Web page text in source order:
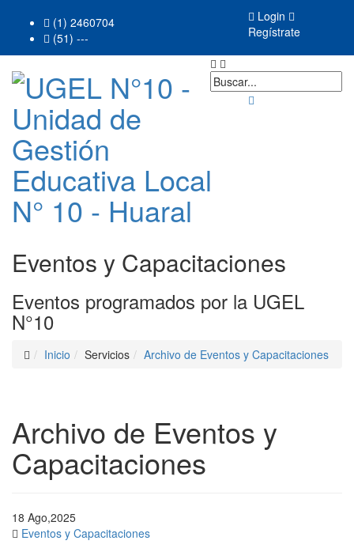
(1) 2460704
(51) ---
Login
Regístrate
Eventos y Capacitaciones
Eventos programados por la UGEL
N°10
Inicio Servicios Archivo de Eventos y Capacitaciones
Archivo de Eventos y
Capacitaciones
18 Ago,2025
Eventos y Capacitaciones